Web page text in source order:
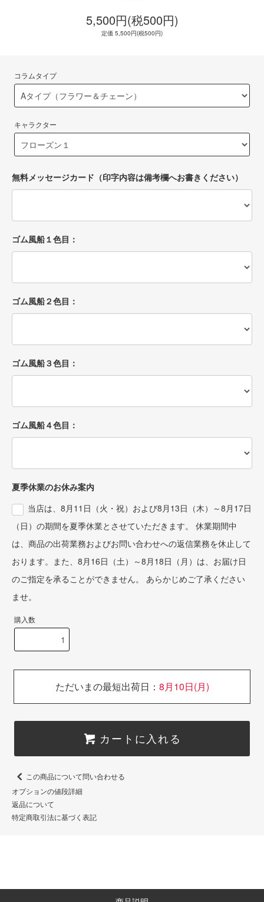
5,500円(税500円)
定価 5,500円(税500円)
コラムタイプ
キャラクター
無料メッセージカード（印字内容は備考欄へお書きください）
ゴム風船１色目：
ゴム風船２色目：
ゴム風船３色目：
ゴム風船４色目：
夏季休業のお休み案内
当店は、8月11日（火・祝）および8月13日（木）～8月17日
（日）の期間を夏季休業とさせていただきます。 休業期間中
は、商品の出荷業務およびお問い合わせへの返信業務を休止して
おります。また、8月16日（土）～8月18日（月）は、お届け日
のご指定を承ることができません。 あらかじめご了承ください
ませ。
購入数
ただいまの最短出荷日： 8月10日(月)
カートに入れる
この商品について問い合わせる
オプションの値段詳細
返品について
特定商取引法に基づく表記